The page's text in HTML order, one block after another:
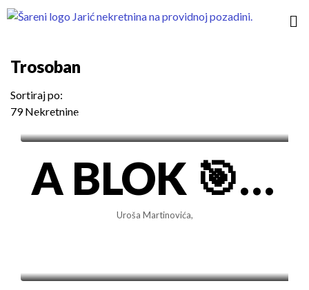
Trosoban
79 Nekretnine
Sortiraj po:
1.200€/mes
A BLOK 🎯 Lux 3.0 svetao stan sa pogledom na park + Garaža
Uroša Martinovića,